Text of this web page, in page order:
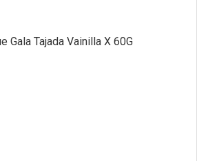
Gala Tajada Vainilla X 60G